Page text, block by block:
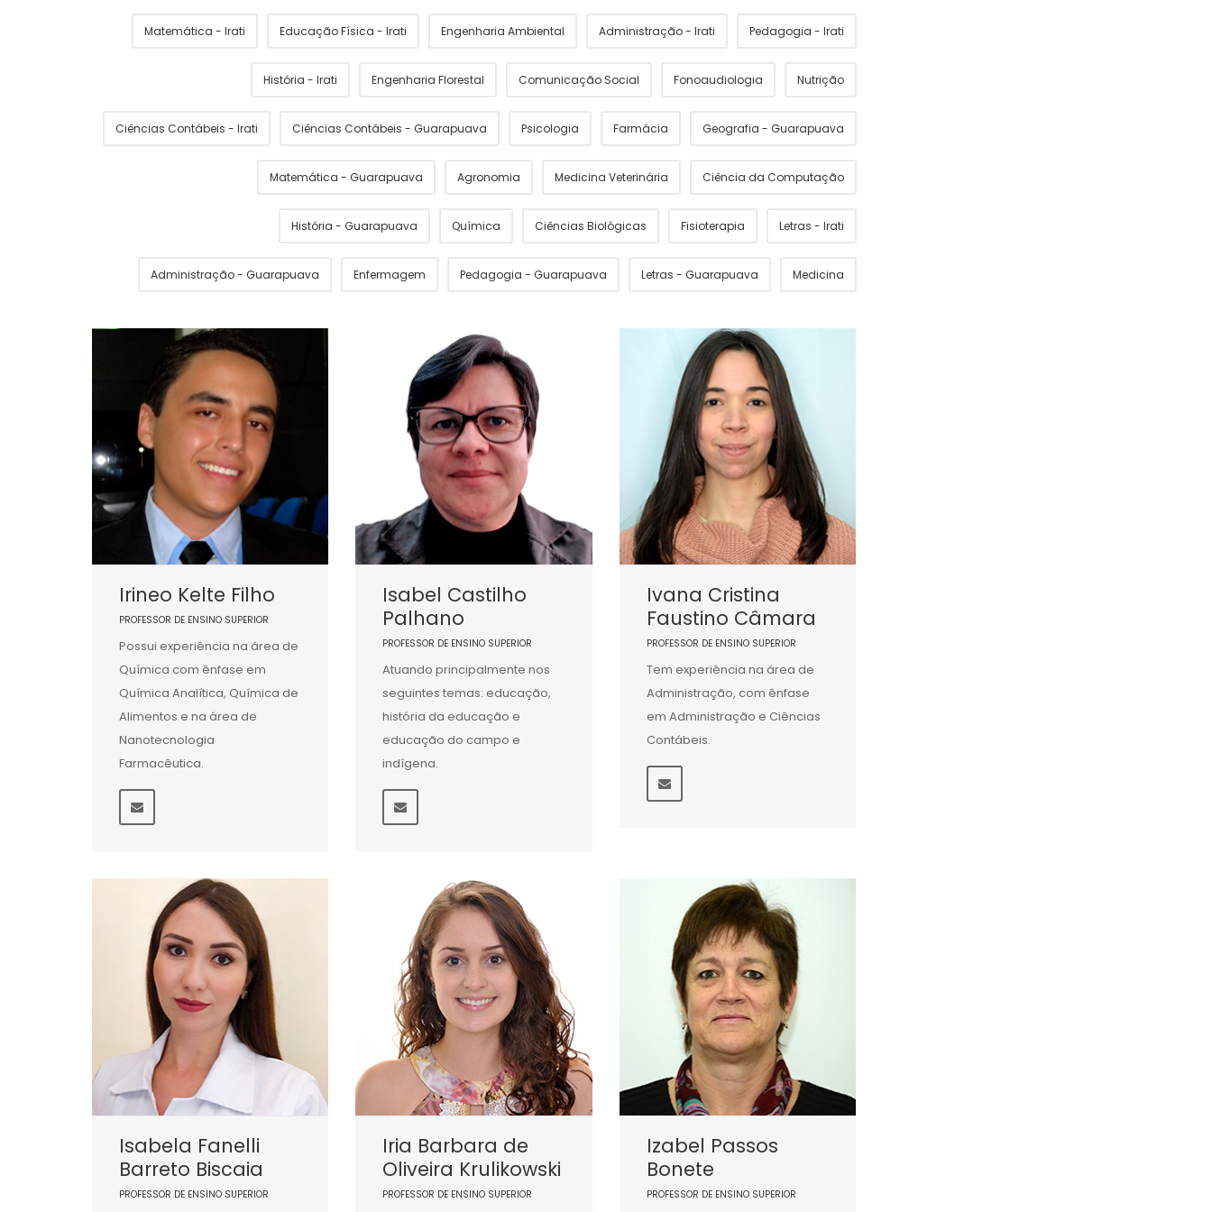
Matemática - Irati Educação Física - Irati Engenharia Ambiental Administração - Irati Pedagogia - Irati
História - Irati Engenharia Florestal Comunicação Social Fonoaudiologia Nutrição
Ciências Contábeis - Irati Ciências Contábeis - Guarapuava Psicologia Farmácia Geografia - Guarapuava
Matemática - Guarapuava Agronomia Medicina Veterinária Ciência da Computação
História - Guarapuava Química Ciências Biológicas Fisioterapia Letras - Irati
Administração - Guarapuava Enfermagem Pedagogia - Guarapuava Letras - Guarapuava Medicina
Irineo Kelte Filho
PROFESSOR DE ENSINO SUPERIOR
Possui experiência na área de
Química com ênfase em
Química Analítica, Química de
Alimentos e na área de
Nanotecnologia
Farmacêutica.
Isabel Castilho
Palhano
PROFESSOR DE ENSINO SUPERIOR
Atuando principalmente nos
seguintes temas: educação,
história da educação e
educação do campo e
indígena.
Ivana Cristina
Faustino Câmara
PROFESSOR DE ENSINO SUPERIOR
Tem experiência na área de
Administração, com ênfase
em Administração e Ciências
Contábeis.
Isabela Fanelli
Barreto Biscaia
PROFESSOR DE ENSINO SUPERIOR
Iria Barbara de
Oliveira Krulikowski
PROFESSOR DE ENSINO SUPERIOR
Izabel Passos
Bonete
PROFESSOR DE ENSINO SUPERIOR